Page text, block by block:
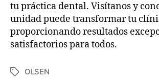
tu práctica dental. Visítanos y
unidad puede transformar tu
proporcionando resultados
satisfactorios para todos.
OLSEN